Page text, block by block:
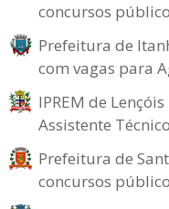
concursos
Prefeitura de
com vagas para
IPREM de
Assistente
Prefeitura de
concursos